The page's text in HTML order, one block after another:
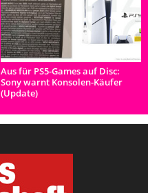
Aus für PS5-Games auf Disc:
Sony warnt Konsolen-Käufer
(Update)